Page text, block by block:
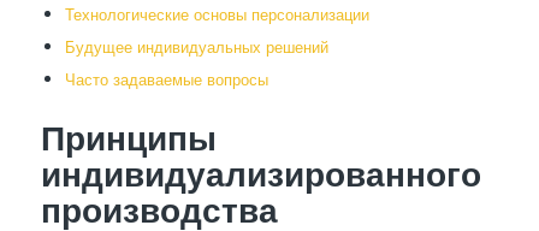
Технологические основы персонализации
Будущее индивидуальных решений
Часто задаваемые вопросы
Принципы
индивидуализированного
производства